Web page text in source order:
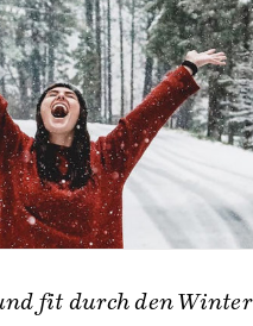
fit durch den Winter